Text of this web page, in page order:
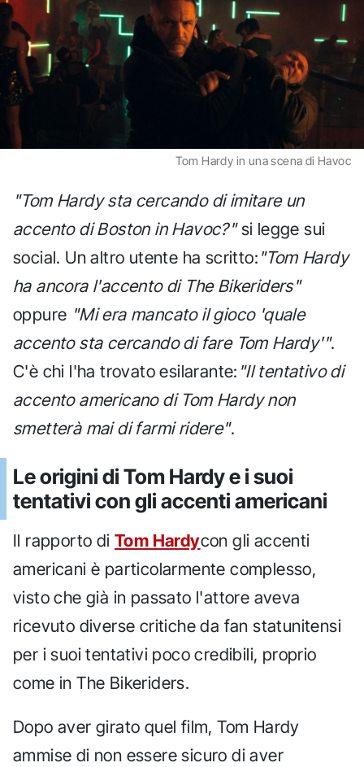
Tom Hardy in una scena di Havoc
"Tom Hardy sta cercando di imitare un
accento di Boston in Havoc?"si legge sui
social. Un altro utente ha scritto: "Tom Hardy
ha ancora l'accento di The Bikeriders"
oppure "Mi era mancato il gioco 'quale
accento sta cercando di fare Tom Hardy'".
C'è chi l'ha trovato esilarante: "Il tentativo di
accento americano di Tom Hardy non
smetterà mai di farmi ridere".
Le origini di Tom Hardy e i suoi
tentativi con gli accenti americani
Il rapporto di Tom Hardycon gli accenti
americani è particolarmente complesso,
visto che già in passato l'attore aveva
ricevuto diverse critiche da fan statunitensi
per i suoi tentativi poco credibili, proprio
come in The Bikeriders.
Dopo aver girato quel film, Tom Hardy
ammise di non essere sicuro di aver